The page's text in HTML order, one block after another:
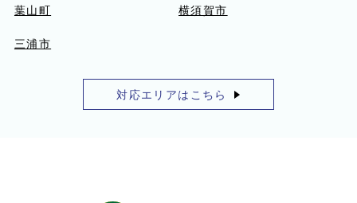
葉山町 横須賀市
三浦市
対応エリアはこちら